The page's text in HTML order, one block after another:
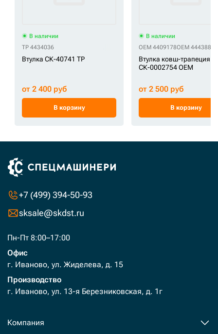
В наличии
TP 4434036
Втулка СК-40741 TP
от 2 400 руб
В корзину
В наличии
OEM 4409178OEM 4443882
Втулка ковш-трапеция
СК-0002754 OEM
от 2 500 руб
В корзину
+7 (499) 394-50-93
sksale@skdst.ru
Пн-Пт 8:00–17:00
Офис
г. Иваново, ул. Жиделева, д. 15
Производство
г. Иваново, ул. 13-я Березниковская, д. 1г
Компания